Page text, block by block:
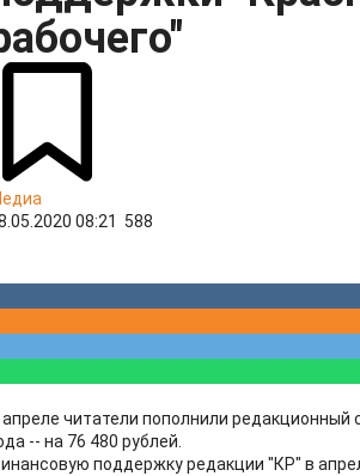
08:21
588
апреле читатели пополнили редакционный
-- на 76 480 рублей.
поддержку редакции "КР" в